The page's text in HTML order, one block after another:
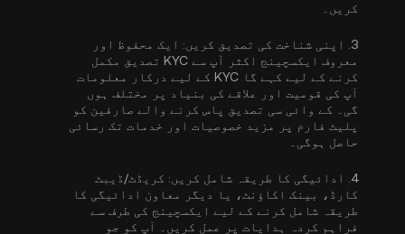
کریں۔
3. اپنی شناخت کی تصدیق کریں: ایک محفوظ اور
معروف ایکسچینج اکثر آپ سے
KYC تصدیق مکمل
کرنے کے لیے کہے گا
KYC کے لیے درکار معلومات
آپ کی قومیت اور علاقے کی بنیاد پر مختلف ہوں
گی۔ کے وائی سی تصدیق پاس کرنے والے صارفین کو
پلیٹ فارم پر مزید خصوصیات اور خدمات تک رسائی
حاصل ہوگی۔
4. ادائیگی کا طریقہ شامل کریں: کریڈٹ/ڈیبٹ
کارڈ، بینک اکاؤنٹ، یا دیگر معاون ادائیگی کا
طریقہ شامل کرنے کے لیے ایکسچینج کی طرف سے
فراہم کردہ ہدایات پر عمل کریں۔ آپ کو جو